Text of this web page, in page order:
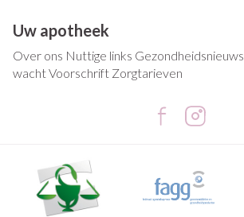
Uw apotheek
Over ons Nuttige links Gezondheidsnieuws
wachtVoorschrift Zorgtarieven